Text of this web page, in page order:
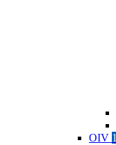
OIV 1